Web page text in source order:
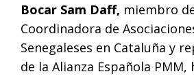
Bocar Sam Daff, miembro
Coordinadora de
Senegaleses en Cataluña y
de la Alianza Española PMM,